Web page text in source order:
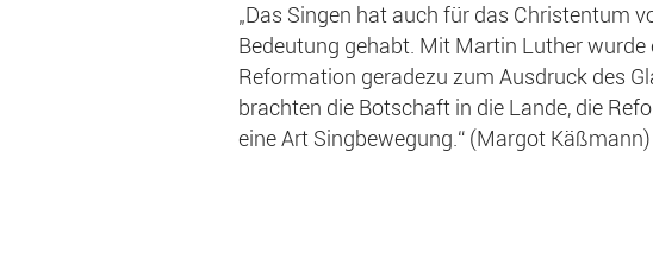
„Das Singen hat auch für das Christentum
Bedeutung gehabt. Mit Martin Luther wurde
Reformation geradezu zum Ausdruck des
brachten die Botschaft in die Lande, die
eine Art Singbewegung.“ (Margot Käßmann)